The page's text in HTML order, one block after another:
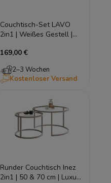
Couchtisch-Set LAVO
2in1 | Weißes Gestell |
169,00 €
2–3 Wochen
Kostenloser Versand
Runder Couchtisch Inez
2in1 | 50 & 70 cm | Luxus